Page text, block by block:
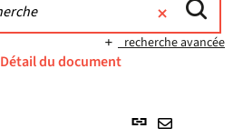
recherche avancée
Détail du document
Lien